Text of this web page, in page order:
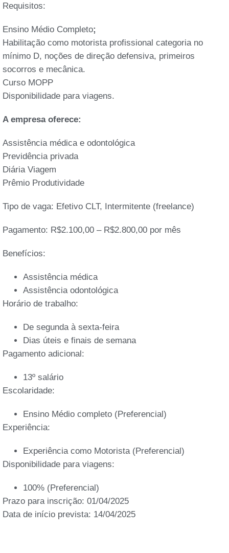
Requisitos:
Ensino Médio Completo;
Habilitação como motorista profissional categoria no
mínimo D, noções de direção defensiva, primeiros
socorros e mecânica.
Curso MOPP
Disponibilidade para viagens.
A empresa oferece:
Assistência médica e odontológica
Previdência privada
Diária Viagem
Prêmio Produtividade
Tipo de vaga: Efetivo CLT, Intermitente (freelance)
Pagamento: R$2.100,00 – R$2.800,00 por mês
Benefícios:
Assistência médica
Assistência odontológica
Horário de trabalho:
De segunda à sexta-feira
Dias úteis e finais de semana
Pagamento adicional:
13º salário
Escolaridade:
Ensino Médio completo (Preferencial)
Experiência:
Experiência como Motorista (Preferencial)
Disponibilidade para viagens:
100% (Preferencial)
Prazo para inscrição: 01/04/2025
Data de início prevista: 14/04/2025